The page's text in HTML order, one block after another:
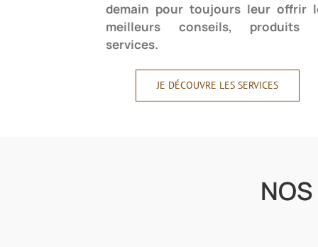
demain pour toujours leur offrir
meilleurs conseils, produits
services.
JE DÉCOUVRE LES SERVICES